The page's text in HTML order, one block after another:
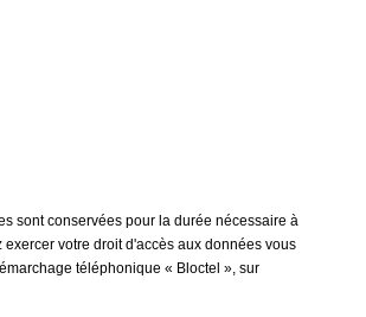
sont conservées pour la durée nécessaire à
votre droit d'accès aux données vous
téléphonique « Bloctel », sur